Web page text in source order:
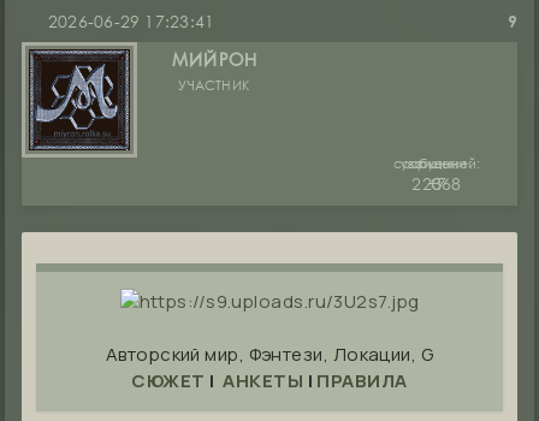
9
2026-06-29 17:23:41
МИЙРОН
УЧАСТНИК
руны:
0
сообщений:
22368
уважение:
+7
Авторский мир, Фэнтези, Локации, G
СЮЖЕТ |АНКЕТЫ | ПРАВИЛА